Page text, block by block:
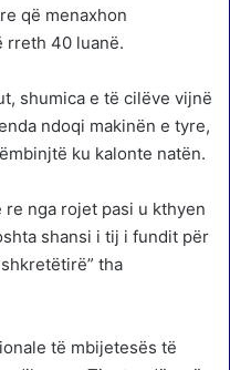
që menaxhon
rreth 40 luanë.
shumica e të cilëve vijnë
ndoqi makinën e tyre,
ku kalonte natën.
nga rojet pasi u kthyen
shansi i tij i fundit për
tha
të mbijetesës të